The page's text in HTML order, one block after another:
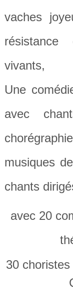
vaches
vivants,
Une
avec
musiques
chants
avec 20
30